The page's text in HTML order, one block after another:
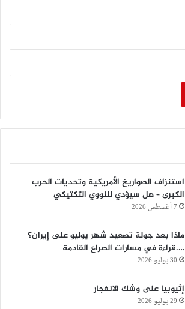
استنزاف الصواريخ الأمريكية وتحديات الحرب
الكبرى – هل سيؤدي للنووي التكتيكي
7 أغسطس 2026
ماذا بعد جولة تصعيد شهر يوليو على إيران؟
….قراءة في مسارات الصراع القادمة
30 يوليو 2026
إثيوبيا على وشك الانفجار
29 يوليو 2026